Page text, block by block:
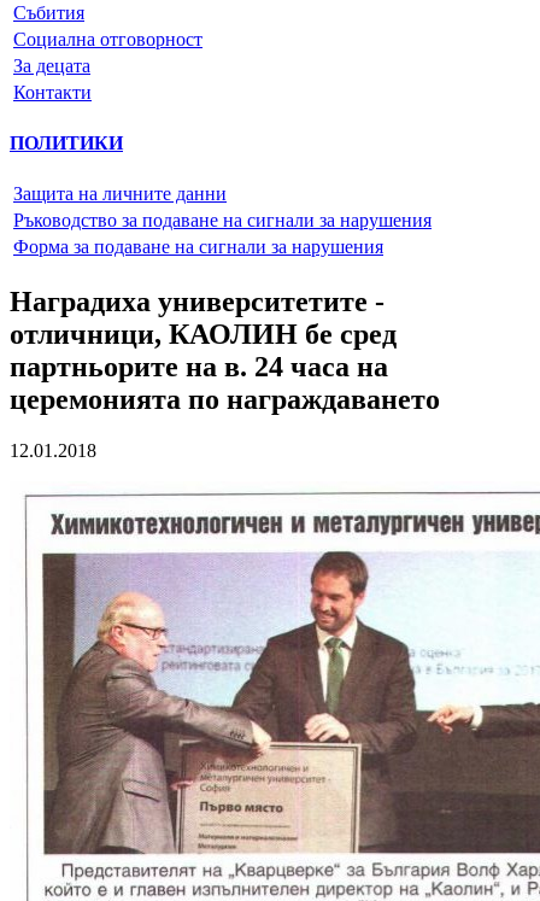
Събития
Социална отговорност
За децата
Контакти
ПОЛИТИКИ
Защита на личните данни
Ръководство за подаване на сигнали за нарушения
Форма за подаване на сигнали за нарушения
Наградиха университетите -
отличници, КАОЛИН бе сред
партньорите на в. 24 часа на
церемонията по награждаването
12.01.2018